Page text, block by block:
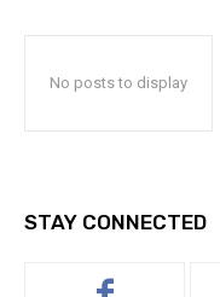
No posts to display
STAY CONNECTED